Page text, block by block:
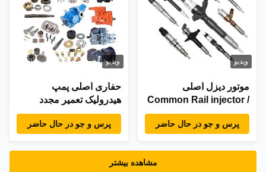
ویدیو
موتور دیزل اصلی
Common Rail injector /
fuel injector / diesel
injector
پرس و جو در حال حاضر
ویدیو
حفاری اصلی پمپ
هیدرولیک تعمیر مجدد
قطعات یدکی
پرس و جو در حال حاضر
مشاهده بیشتر